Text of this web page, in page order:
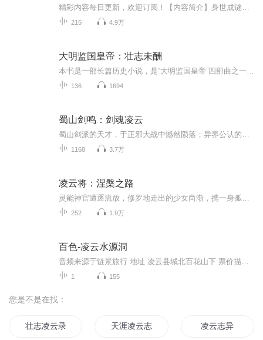
215 4.9万
大明监国皇帝：壮志未酬
136 1694
蜀山剑鸣：剑魂凌云
1168 3.7万
凌云将：涅槃之路
252 1.9万
百色-凌云水源洞
1 155
您是不是在找：
壮志凌云录 天涯凌云志 凌云志异